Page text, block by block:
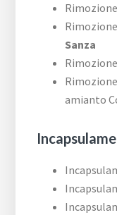
Sanza
amianto